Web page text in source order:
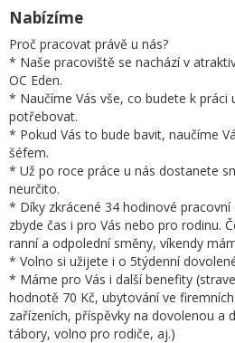
Nabízíme
Proč pracovat právě u nás?
* Naše pracoviště se nachází v
OC Eden.
* Naučíme Vás vše, co budete k práci
potřebovat.
* Pokud Vás to bude bavit, naučíme
šéfem.
* Už po roce práce u nás dostanete
neurčito.
* Díky zkrácené 34 hodinové pracovní
zbyde čas i pro Vás nebo pro rodinu.
ranní a odpolední směny, víkendy
* Volno si užijete i o 5týdenní
* Máme pro Vás i další benefity
hodnotě 70 Kč, ubytování ve
zařízeních, příspěvky na dovolenou a
tábory, volno pro rodiče, aj.)